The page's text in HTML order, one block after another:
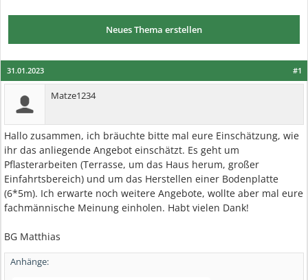
Neues Thema erstellen
#1
31.01.2023
Matze1234
Hallo zusammen, ich bräuchte bitte mal eure Einschätzung, wie
ihr das anliegende Angebot einschätzt. Es geht um
Pflasterarbeiten (Terrasse, um das Haus herum, großer
Einfahrtsbereich) und um das Herstellen einer Bodenplatte
(6*5m). Ich erwarte noch weitere Angebote, wollte aber mal eure
fachmännische Meinung einholen. Habt vielen Dank!
BG Matthias
Anhänge: